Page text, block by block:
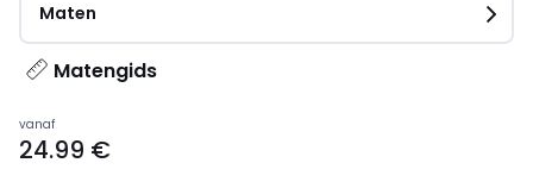
Maten
Matengids
Prijs
vanaf
vanaf
24.99 €